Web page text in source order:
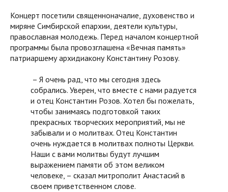
Концерт посетили священноначалие, духовенство и
миряне Симбирской епархии, деятели культуры,
православная молодежь. Перед началом концертной
программы была провозглашена «Вечная память»
патриаршему архидиакону Константину Розову.
– Я очень рад, что мы сегодня здесь
собрались. Уверен, что вместе с нами радуется
и отец Константин Розов. Хотел бы пожелать,
чтобы занимаясь подготовкой таких
прекрасных творческих мероприятий, мы не
забывали и о молитвах. Отец Константин
очень нуждается в молитвах полноты Церкви.
Наши с вами молитвы будут лучшим
выражением памяти об этом великом
человеке, – сказал митрополит Анастасий в
своем приветственном слове.